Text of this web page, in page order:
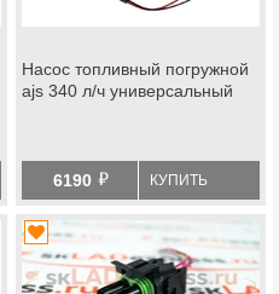
Насос топливный погружной
ajs 340 л/ч универсальный
6190 й КУПИТЬ